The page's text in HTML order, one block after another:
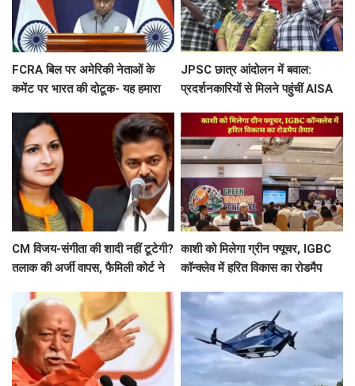
FCRA बिल पर अमेरिकी नेताओं के
कमेंट पर भारत की दोटूक- यह हमारा
अपने कानून देखिए
JPSC छात्र आंदोलन में बवाल:
प्रदर्शनकारियों से मिलने पहुंचीं AISA
CM विजय-संगीता की शादी नहीं टूटेगी?
तलाक की अर्जी वापस, फैमिली कोर्ट ने
काशी को मिलेगा ग्रीन फ्यूचर, IGBC
कॉन्क्लेव में हरित विकास का रोडमैप